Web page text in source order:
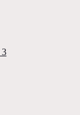
3